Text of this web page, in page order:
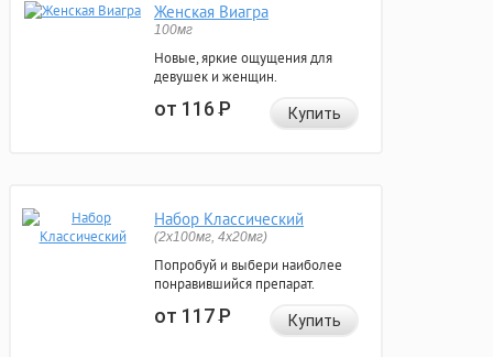
Женская Виагра
100мг
Новые, яркие ощущения для
девушек и женщин.
от 116Р Купить
Набор Классический
(2x100мг, 4x20мг)
Попробуй и выбери наиболее
понравившийся препарат.
от 117Р Купить